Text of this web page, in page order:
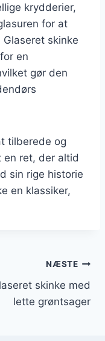
krydderier,
for at
skinke
en
gør den
tilberede og
en ret, der altid
sin rige historie
en klassiker,
NÆSTE
skinke med
lette grøntsager